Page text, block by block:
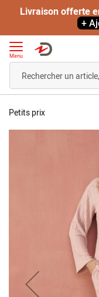
Livraison offerte
+
Menu
Accueil
Petits prixPyjama